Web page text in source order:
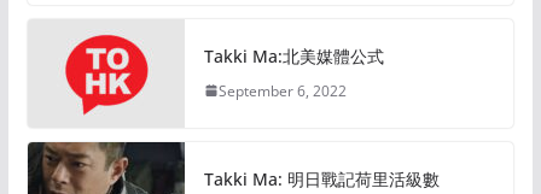
Takki Ma:北美媒體公式
September 6, 2022
Takki Ma: 明日戰記荷里活級數